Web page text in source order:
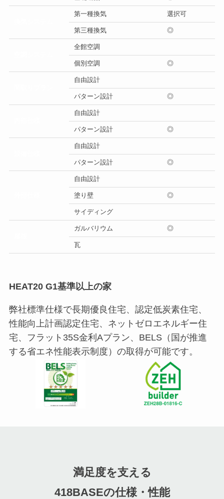
第一種換気 選択可
第三種換気 ◎
全館空調
個別空調 ◎
自由設計
パターン設計 ◎
自由設計
パターン設計 ◎
自由設計
パターン設計 ◎
自由設計
塗り壁 ◎
サイディング
ガルバリウム ◎
瓦
HEAT20 G1基準以上の家
弊社標準仕様で長期優良住宅、認定低炭素住宅、
性能向上計画認定住宅、ネットゼロエネルギー住
宅、フラット35S金利Aプラン、BELS（国が推進
する省エネ性能表示制度）の取得が可能です。
満足度を支える
418BASEの仕様・性能